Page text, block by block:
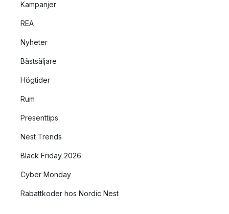
Kampanjer
REA
Nyheter
Bästsäljare
Högtider
Rum
Presenttips
Nest Trends
Black Friday 2026
Cyber Monday
Rabattkoder hos Nordic Nest